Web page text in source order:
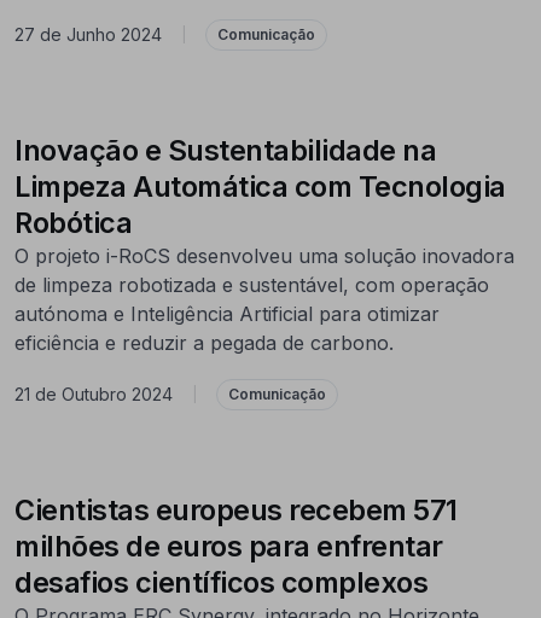
27 de Junho 2024 Comunicação
Inovação e Sustentabilidade na
Limpeza Automática com Tecnologia
Robótica
O projeto i-RoCS desenvolveu uma solução inovadora
de limpeza robotizada e sustentável, com operação
autónoma e Inteligência Artificial para otimizar
eficiência e reduzir a pegada de carbono.
21 de Outubro 2024 Comunicação
Cientistas europeus recebem 571
milhões de euros para enfrentar
desafios científicos complexos